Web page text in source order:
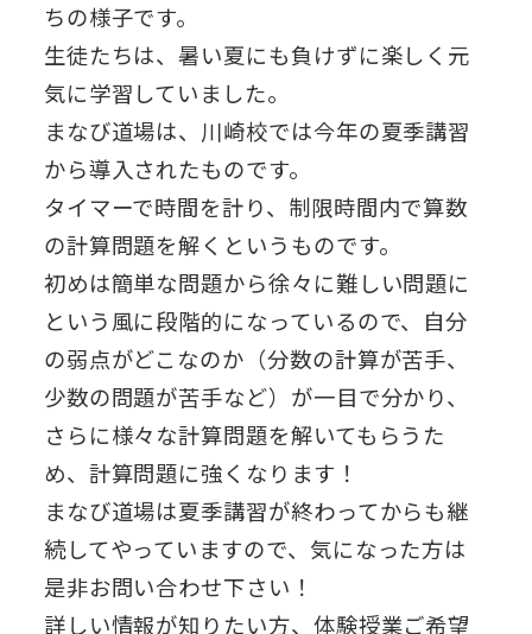
ちの様子です。
生徒たちは、暑い夏にも負けずに楽しく元
気に学習していました。
まなび道場は、川崎校では今年の夏季講習
から導入されたものです。
タイマーで時間を計り、制限時間内で算数
の計算問題を解くというものです。
初めは簡単な問題から徐々に難しい問題に
という風に段階的になっているので、自分
の弱点がどこなのか（分数の計算が苦手、
少数の問題が苦手など）が一目で分かり、
さらに様々な計算問題を解いてもらうた
め、計算問題に強くなります！
まなび道場は夏季講習が終わってからも継
続してやっていますので、気になった方は
是非お問い合わせ下さい！
詳しい情報が知りたい方、体験授業ご希望